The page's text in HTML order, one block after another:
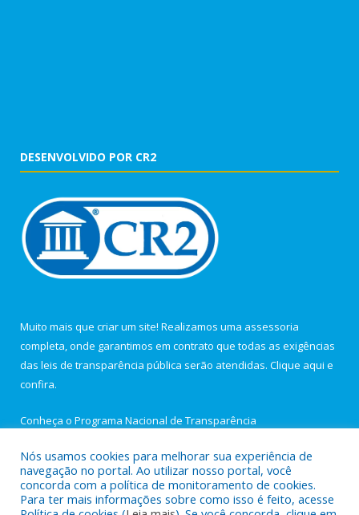
DESENVOLVIDO POR CR2
Muito mais que criar um site! Realizamos uma assessoria
completa, onde garantimos em contrato que todas as exigências
das leis de transparência pública serão atendidas. Clique aqui e
confira.
Conheça o Programa Nacional de Transparência
Todos os direitos reservados a Câmara Municipal de Igarapé-
Nós usamos cookies para melhorar sua experiência de
navegação no portal. Ao utilizar nosso portal, você
concorda com a política de monitoramento de cookies.
Para ter mais informações sobre como isso é feito, acesse